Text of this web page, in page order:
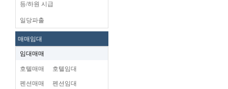
등/하원 시급
일당파출
매매임대
임대매매
호텔매매 호텔임대
펜션매매 펜션임대